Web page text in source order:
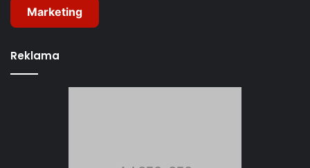
Marketing
Reklama